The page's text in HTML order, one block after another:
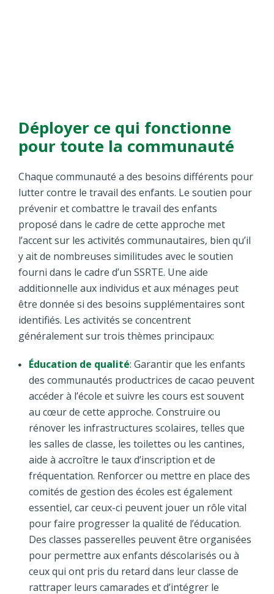
Déployer ce qui fonctionne
pour toute la communauté
Chaque communauté a des besoins différents pour
lutter contre le travail des enfants. Le soutien pour
prévenir et combattre le travail des enfants
proposé dans le cadre de cette approche met
l’accent sur les activités communautaires, bien qu’il
y ait de nombreuses similitudes avec le soutien
fourni dans le cadre d’un SSRTE. Une aide
additionnelle aux individus et aux ménages peut
être donnée si des besoins supplémentaires sont
identifiés. Les activités se concentrent
généralement sur trois thèmes principaux:
Éducation de qualité: Garantir que les enfants
des communautés productrices de cacao peuvent
accéder à l’école et suivre les cours est souvent
au cœur de cette approche. Construire ou
rénover les infrastructures scolaires, telles que
les salles de classe, les toilettes ou les cantines,
aide à accroître le taux d’inscription et de
fréquentation. Renforcer ou mettre en place des
comités de gestion des écoles est également
essentiel, car ceux-ci peuvent jouer un rôle vital
pour faire progresser la qualité de l’éducation.
Des classes passerelles peuvent être organisées
pour permettre aux enfants déscolarisés ou à
ceux qui ont pris du retard dans leur classe de
rattraper leurs camarades et d’intégrer le